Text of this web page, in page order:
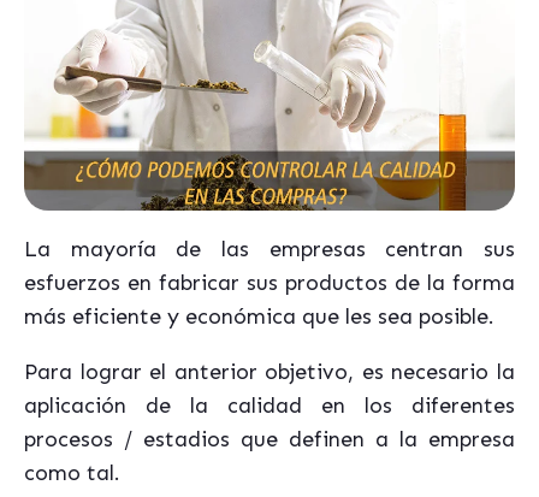
La mayoría de las empresas centran sus
esfuerzos en fabricar sus productos de la forma
más eficiente y económica que les sea posible.
Para lograr el anterior objetivo, es necesario la
aplicación de la calidad en los diferentes
procesos / estadios que definen a la empresa
como tal.